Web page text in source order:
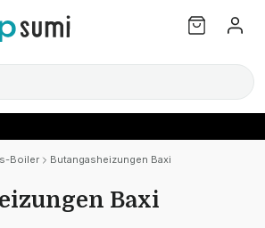
Boiler Butangasheizungen Baxi
Baxi